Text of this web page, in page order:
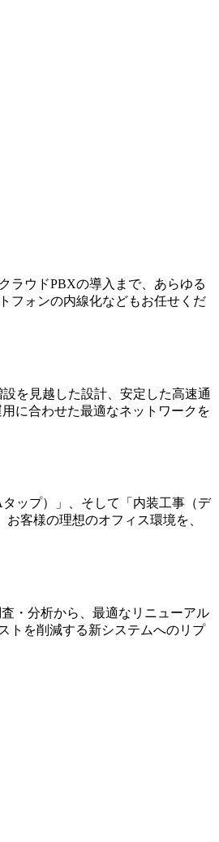
ラウドPBXの導入まで、あらゆる
フォンの内線化などもお任せくだ
を見越した設計、安定した高速通
に合わせた最適なネットワークを
ップ）」、そして「内装工事（デ
客様の理想のオフィス環境を、
・分析から、最適なリニューアル
トを削減する新システムへのリプ